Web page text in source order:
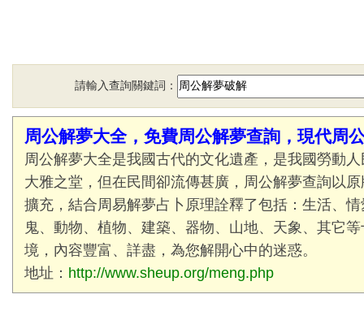
請輸入查詢關鍵詞：
周公解夢大全，免費周公解夢查詢，現代周
周公解夢大全是我國古代的文化遺產，是我國勞動
大雅之堂，但在民間卻流傳甚廣，周公解夢查詢以
擴充，結合周易解夢占卜原理詮釋了包括：生活、
鬼、動物、植物、建築、器物、山地、天象、其它
境，內容豐富、詳盡，為您解開心中的迷惑。
地址： http://www.sheup.org/meng.php